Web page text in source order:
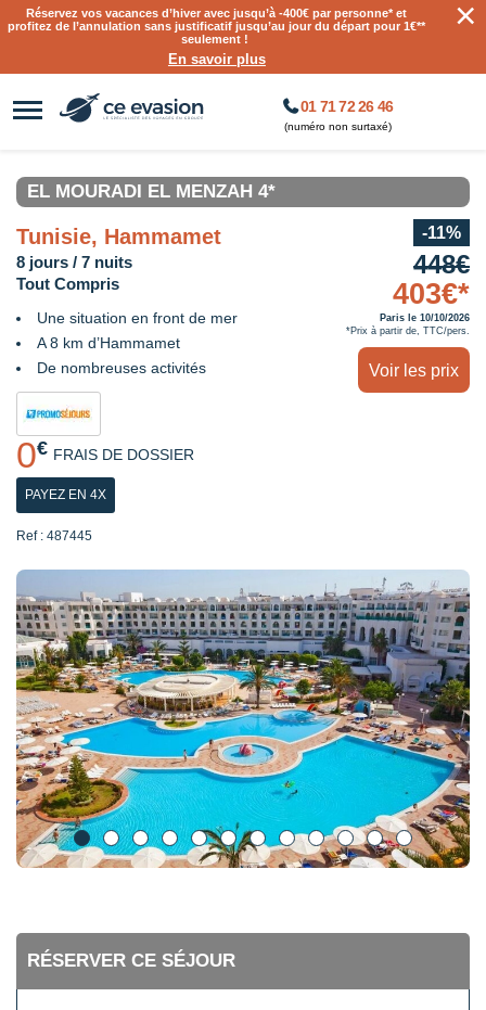
Réservez vos vacances d’hiver avec jusqu’à-400€ par personne* et
profitez de l’annulation sans justificatif jusqu’au jour du départ pour 1€**
seulement !
En savoir plus
×
01 71 72 26 46
(numéro non surtaxé)
EL MOURADI EL MENZAH 4*
Tunisie, Hammamet
8 jours / 7 nuits
Tout Compris
Une situation en front de mer
A 8 km d’Hammamet
De nombreuses activités
0€ FRAIS DE DOSSIER
PAYEZ EN 4X
Ref : 487445
-11%
448€
403€*
Paris le 10/10/2026
*Prix à partir de, TTC/pers.
Voir les prix
RÉSERVER CE SÉJOUR